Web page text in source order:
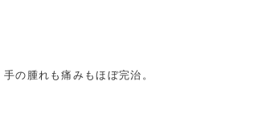
の腫れも痛みもほぼ完治。